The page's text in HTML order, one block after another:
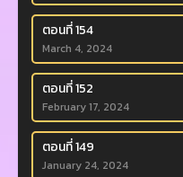
ตอนที่ 154
March 4, 2024
ตอนที่ 152
February 17, 2024
ตอนที่ 149
January 24, 2024